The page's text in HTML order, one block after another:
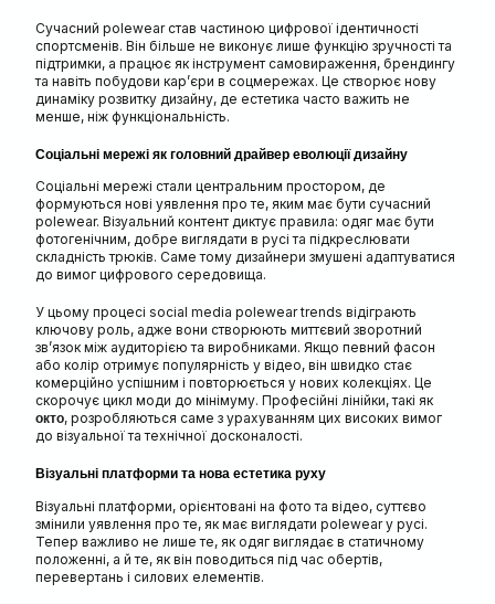
Сучасний polewear став частиною цифрової ідентичності
спортсменів. Він більше не виконує лише функцію зручності та
підтримки, а працює як інструмент самовираження, брендингу
та навіть побудови кар’єри в соцмережах. Це створює нову
динаміку розвитку дизайну, де естетика часто важить не
менше, ніж функціональність.
Соціальні мережі як головний драйвер еволюції дизайну
Соціальні мережі стали центральним простором, де
формуються нові уявлення про те, яким має бути сучасний
polewear. Візуальний контент диктує правила: одяг має бути
фотогенічним, добре виглядати в русі та підкреслювати
складність трюків. Саме тому дизайнери змушені адаптуватися
до вимог цифрового середовища.
У цьому процесі social media polewear trends відіграють
ключову роль, адже вони створюють миттєвий зворотний
зв’язок між аудиторією та виробниками. Якщо певний фасон
або колір отримує популярність у відео, він швидко стає
комерційно успішним і повторюється у нових колекціях. Це
скорочує цикл моди до мінімуму. Професійні лінійки, такі як
окто, розробляються саме з урахуванням цих високих вимог
до візуальної та технічної досконалості.
Візуальні платформи та нова естетика руху
Візуальні платформи, орієнтовані на фото та відео, суттєво
змінили уявлення про те, як має виглядати polewear у русі.
Тепер важливо не лише те, як одяг виглядає в статичному
положенні, а й те, як він поводиться під час обертів,
перевертань і силових елементів.